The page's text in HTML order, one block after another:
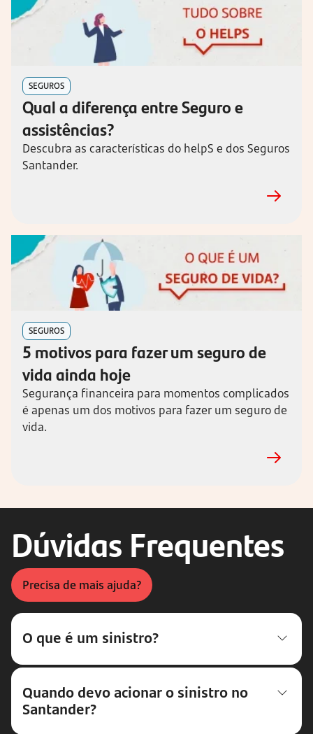
SEGUROS
Qual a diferença entre Seguro e
assistências?
Descubra as características do helpS e dos Seguros
Santander.
SEGUROS
5 motivos para fazer um seguro de
vida ainda hoje
Segurança financeira para momentos complicados
é apenas um dos motivos para fazer um seguro de
vida.
Dúvidas Frequentes
Precisa de mais ajuda?
O que é um sinistro?
Quando devo acionar o sinistro no
Santander?